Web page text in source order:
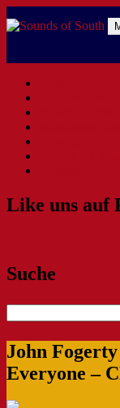
Inhalt
Like uns auf
Suche
John
Everyone –